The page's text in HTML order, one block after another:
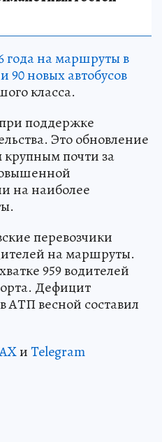
года на маршруты в
90 новых автобусов
класса.
поддержке
Это обновление
крупным почти за
на наиболее
перевозчики
на маршруты.
959 водителей
Дефицит
АТП весной составил
иTelegram